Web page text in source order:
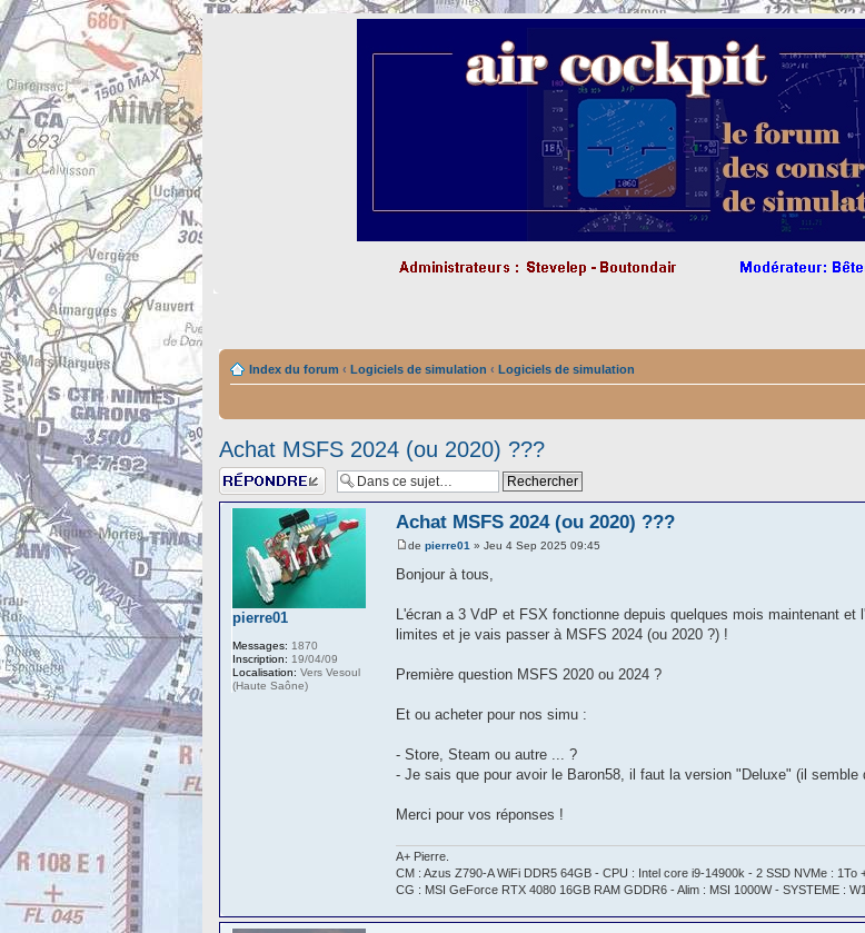
Index du forum ‹ Logiciels de simulation ‹ Logiciels de simulation
Achat MSFS 2024 (ou 2020) ???
Répondre
Achat MSFS 2024 (ou 2020) ???
depierre01 » Jeu 4 Sep 2025 09:45
Bonjour à tous,
L'écran a 3 VdP et FSX fonctionne depuis quelques mois maintenant
limites et je vais passer à MSFS 2024 (ou 2020 ?) !
Première question MSFS 2020 ou 2024 ?
Et ou acheter pour nos simu :
- Store, Steam ou autre ... ?
- Je sais que pour avoir le Baron58, il faut la version "Deluxe" (il
Merci pour vos réponses !
A+ Pierre.
CM : Azus Z790-A WiFi DDR5 64GB - CPU : Intel core i9-14900k - 2 SSD NVMe : 1To
CG : MSI GeForce RTX 4080 16GB RAM GDDR6 - Alim : MSI 1000W - SYSTEME :
pierre01
Messages: 1870
Inscription: 19/04/09
Localisation: Vers Vesoul
(Haute Saône)